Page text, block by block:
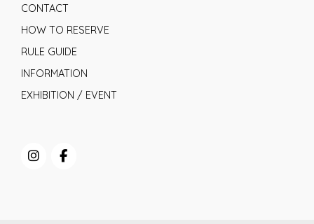
CONTACT
HOW TO RESERVE
RULE GUIDE
INFORMATION
EXHIBITION / EVENT